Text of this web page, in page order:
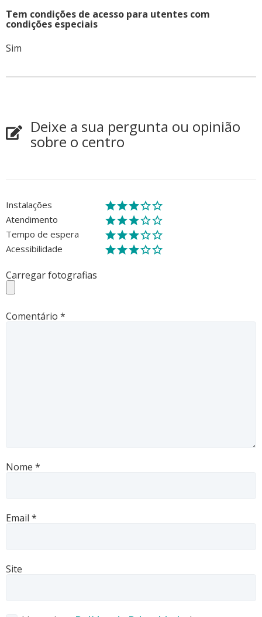
Tem condições de acesso para utentes com
condições especiais
Sim
Deixe a sua pergunta ou opinião
sobre o centro
Instalações
Atendimento
Tempo de espera
Acessibilidade
Carregar fotografias
Comentário *
Nome *
Email *
Site